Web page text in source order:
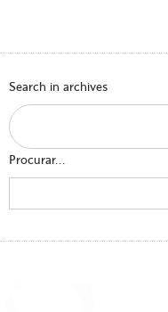
Search in archives
Procurar...
Search